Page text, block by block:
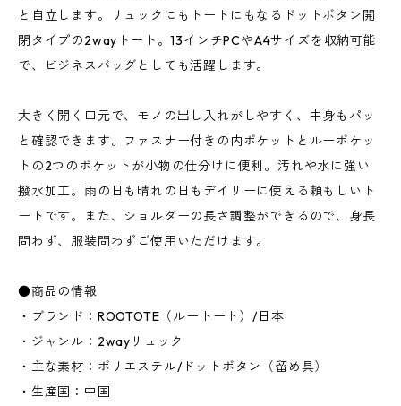
と自立します。リュックにもトートにもなるドットボタン開
閉タイプの2wayトート。13インチPCやA4サイズを収納可能
で、ビジネスバッグとしても活躍します。
大きく開く口元で、モノの出し入れがしやすく、中身もパッ
と確認できます。ファスナー付きの内ポケットとルーポケッ
トの2つのポケットが小物の仕分けに便利。汚れや水に強い
撥水加工。雨の日も晴れの日もデイリーに使える頼もしいト
ートです。また、ショルダーの長さ調整ができるので、身長
問わず、服装問わずご使用いただけます。
●商品の情報
・ブランド：ROOTOTE（ルートート）/日本
・ジャンル：2wayリュック
・主な素材：ポリエステル/ドットボタン（留め具）
・生産国：中国